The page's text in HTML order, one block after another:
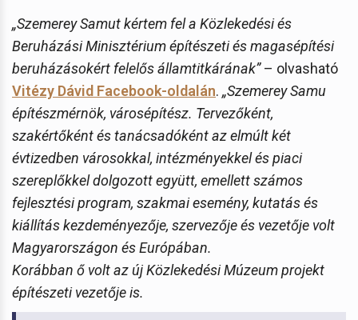
„Szemerey Samut kértem fel a Közlekedési és
Beruházási Minisztérium építészeti és magasépítési
beruházásokért felelős államtitkárának”– olvasható
Vitézy Dávid Facebook-oldalán. „Szemerey Samu
építészmérnök, városépítész. Tervezőként,
szakértőként és tanácsadóként az elmúlt két
évtizedben városokkal, intézményekkel és piaci
szereplőkkel dolgozott együtt, emellett számos
fejlesztési program, szakmai esemény, kutatás és
kiállítás kezdeményezője, szervezője és vezetője volt
Magyarországon és Európában.
Korábban ő volt az új Közlekedési Múzeum projekt
építészeti vezetője is.